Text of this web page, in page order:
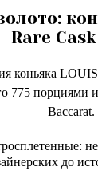
Rare Cask
коньяка
775 порциями
Baccarat.